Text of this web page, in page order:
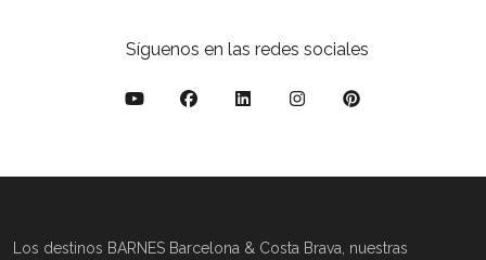
Síguenos en las redes sociales
Los destinos BARNES Barcelona & Costa Brava, nuestras